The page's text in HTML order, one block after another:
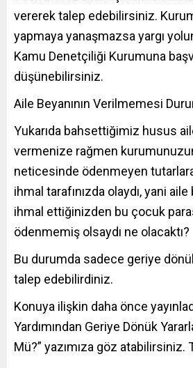
vererek talep edebilirsiniz.
yapmaya yanaşmazsa yargı
Kamu Denetçiliği Kurumuna
düşünebilirsiniz.
Aile Beyanının Verilmemesi
Yukarıda bahsettiğimiz husus
vermenize rağmen
neticesinde ödenmeyen
ihmal tarafınızda olaydı, yani
ihmal ettiğinizden bu çocuk
ödenmemiş olsaydı ne olacaktı?
Bu durumda sadece geriye dönük
talep edebilirdiniz.
Konuya ilişkin daha önce
Yardımından Geriye Dönük
Mü?” yazımıza göz atabilirsiniz.